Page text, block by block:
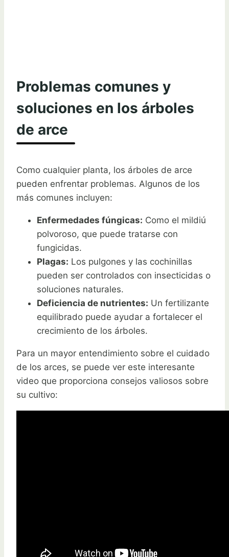
Problemas comunes y
soluciones en los árboles
de arce
Como cualquier planta, los árboles de arce
pueden enfrentar problemas. Algunos de los
más comunes incluyen:
Enfermedades fúngicas: Como el mildiú
polvoroso, que puede tratarse con
fungicidas.
Plagas: Los pulgones y las cochinillas
pueden ser controlados con insecticidas o
soluciones naturales.
Deficiencia de nutrientes: Un fertilizante
equilibrado puede ayudar a fortalecer el
crecimiento de los árboles.
Para un mayor entendimiento sobre el cuidado
de los arces, se puede ver este interesante
video que proporciona consejos valiosos sobre
su cultivo: